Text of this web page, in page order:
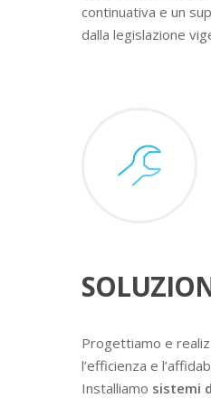
continuativa e un
dalla legislazione
Progettiamo e
l’efficienza e
Installiamo sistemi